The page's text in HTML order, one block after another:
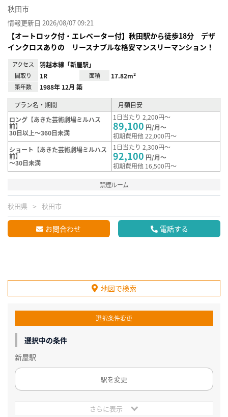
秋田市
情報更新日 2026/08/07 09:21
【オートロック付・エレベーター付】秋田駅から徒歩18分 デザ
インクロスありの リースナブルな格安マンスリーマンション！
アクセス 羽越本線「新屋駅」
間取り 1R 面積 17.82m²
築年数 1988年 12月 築
プラン名・期間
月額目安
ロング【あきた芸術劇場ミルハス
前】
30日以上～360日未満
1日当たり 2,200円～
89,100 円/月～
初期費用他 22,000円～
ショート【あきた芸術劇場ミルハス
前】
～30日未満
1日当たり 2,300円～
92,100 円/月～
初期費用他 16,500円～
禁煙ルーム
秋田県 秋田市
お問合わせ 電話する
地図で検索
選択条件変更
選択中の条件
新屋駅
駅を変更
さらに表示